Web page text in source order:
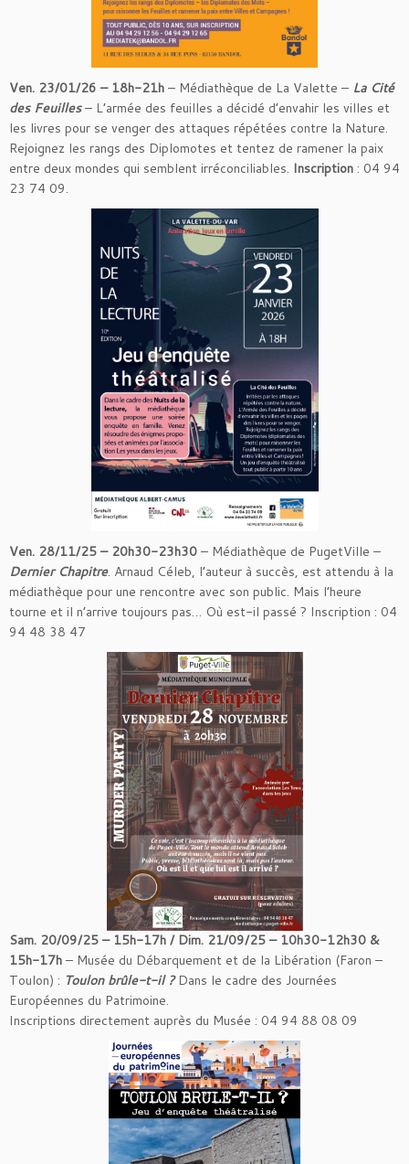
Ven. 23/01/26 – 18h-21h – Médiathèque de La Valette – La Cité
des Feuilles– L’armée des feuilles a décidé d’envahir les villes et
les livres pour se venger des attaques répétées contre la Nature.
Rejoignez les rangs des Diplomotes et tentez de ramener la paix
entre deux mondes qui semblent irréconciliables. Inscription : 04 94
23 74 09.
Ven. 28/11/25 – 20h30-23h30 – Médiathèque de PugetVille –
Dernier Chapitre. Arnaud Céleb, l’auteur à succès, est attendu à la
médiathèque pour une rencontre avec son public. Mais l’heure
tourne et il n’arrive toujours pas… Où est-il passé ? Inscription : 04
94 48 38 47
Sam. 20/09/25 – 15h-17h / Dim. 21/09/25 – 10h30-12h30 &
15h-17h – Musée du Débarquement et de la Libération (Faron –
Toulon) : Toulon brûle-t-il ?Dans le cadre des Journées
Européennes du Patrimoine.
Inscriptions directement auprès du Musée : 04 94 88 08 09